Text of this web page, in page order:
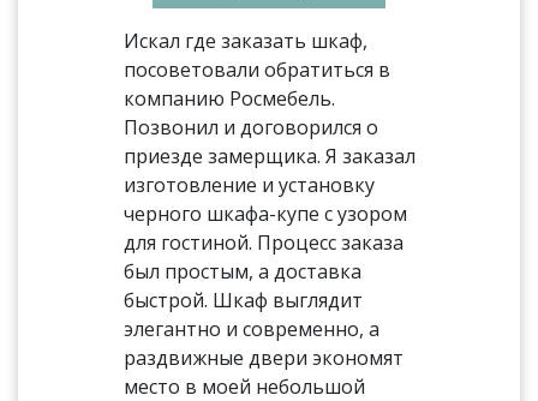
Искал где заказать шкаф,
посоветовали обратиться в
компанию Росмебель.
Позвонил и договорился о
приезде замерщика. Я заказал
изготовление и установку
черного шкафа-купе с узором
для гостиной. Процесс заказа
был простым, а доставка
быстрой. Шкаф выглядит
элегантно и современно, а
раздвижные двери экономят
место в моей небольшой